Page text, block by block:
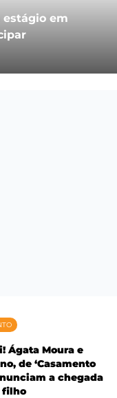
estágio em
Ágata Moura e
de ‘Casamento
a chegada
filho